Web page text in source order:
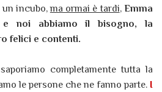
un incubo,ma ormai è tardi, Emma
e noi abbiamo il bisogno, la
felici e contenti.
completamente tutta la
le persone che ne fanno parte. I